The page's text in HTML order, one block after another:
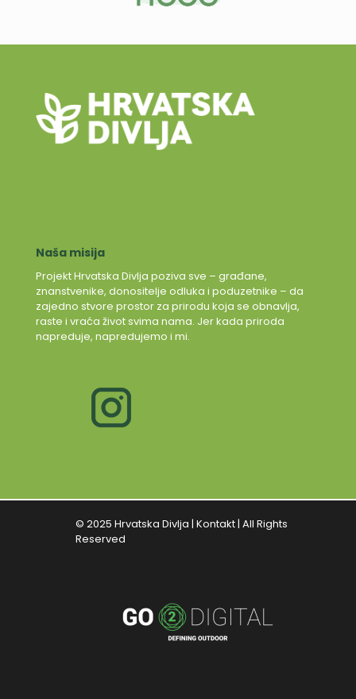
Naša misija
Projekt Hrvatska Divlja poziva sve – građane,
znanstvenike, donositelje odluka i poduzetnike – da
zajedno stvore prostor za prirodu koja se obnavlja,
raste i vraća život svima nama. Jer kada priroda
napreduje, napredujemo i mi.
© 2025 Hrvatska Divlja | Kontakt| All Rights
Reserved